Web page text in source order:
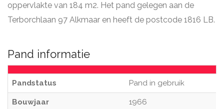
oppervlakte van 184 m2. Het pand gelegen aan de
Terborchlaan 97 Alkmaar en heeft de postcode 1816 LB.
Pand informatie
Pandstatus Pand in gebruik
Bouwjaar 1966